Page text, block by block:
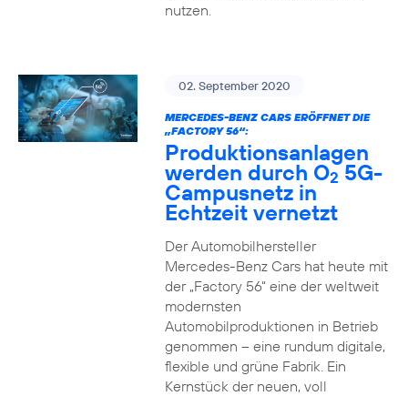
nutzen.
02. September 2020
MERCEDES-BENZ CARS ERÖFFNET DIE
„FACTORY 56“:
Produktionsanlagen
werden durch O25G-
Campusnetz in
Echtzeit vernetzt
Der Automobilhersteller
Mercedes-Benz Cars hat heute mit
der „Factory 56“ eine der weltweit
modernsten
Automobilproduktionen in Betrieb
genommen – eine rundum digitale,
flexible und grüne Fabrik. Ein
Kernstück der neuen, voll